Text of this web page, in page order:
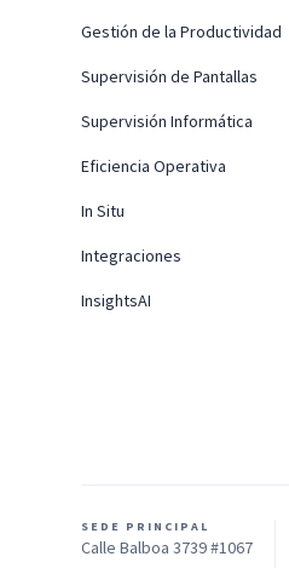
Gestión de la Productividad
Supervisión de Pantallas
Supervisión Informática
Eficiencia Operativa
In Situ
Integraciones
InsightsAI
SEDE PRINCIPAL
Calle Balboa 3739 #1067